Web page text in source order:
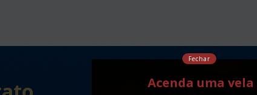
Fechar
Acenda uma vela